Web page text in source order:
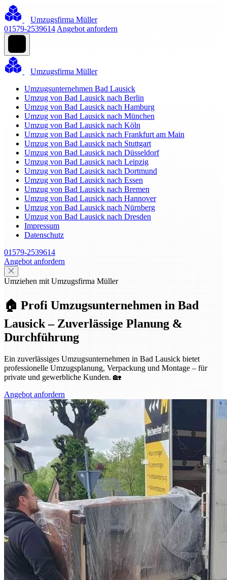
Umzugsfirma Müller
01579-2539614 Angebot anfordern
Umzugsfirma Müller
Umzugsunternehmen Bad Lausick
Umzug von Bad Lausick nach Berlin
Umzug von Bad Lausick nach Hamburg
Umzug von Bad Lausick nach München
Umzug von Bad Lausick nach Köln
Umzug von Bad Lausick nach Frankfurt am Main
Umzug von Bad Lausick nach Stuttgart
Umzug von Bad Lausick nach Düsseldorf
Umzug von Bad Lausick nach Leipzig
Umzug von Bad Lausick nach Dortmund
Umzug von Bad Lausick nach Essen
Umzug von Bad Lausick nach Bremen
Umzug von Bad Lausick nach Hannover
Umzug von Bad Lausick nach Nürnberg
Umzug von Bad Lausick nach Dresden
Impressum
Datenschutz
01579-2539614
Angebot anfordern
Umziehen mit Umzugsfirma Müller
🏠 Profi Umzugsunternehmen in Bad
Lausick – Zuverlässige Planung &
Durchführung
Ein zuverlässiges Umzugsunternehmen in Bad Lausick bietet
professionelle Umzugsplanung, Verpackung und Montage – für
private und gewerbliche Kunden. 🏡
Angebot anfordern